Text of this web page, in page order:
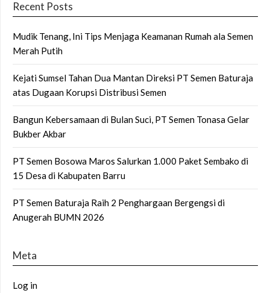
Recent Posts
Mudik Tenang, Ini Tips Menjaga Keamanan Rumah ala Semen
Merah Putih
Kejati Sumsel Tahan Dua Mantan Direksi PT Semen Baturaja
atas Dugaan Korupsi Distribusi Semen
Bangun Kebersamaan di Bulan Suci, PT Semen Tonasa Gelar
Bukber Akbar
PT Semen Bosowa Maros Salurkan 1.000 Paket Sembako di
15 Desa di Kabupaten Barru
PT Semen Baturaja Raih 2 Penghargaan Bergengsi di
Anugerah BUMN 2026
Meta
Log in